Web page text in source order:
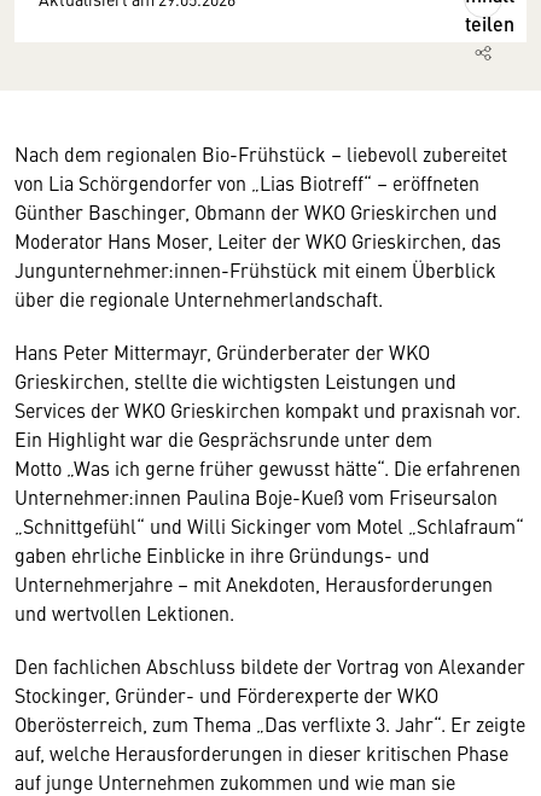
teilen
Nach dem regionalen Bio-Frühstück – liebevoll zubereitet
von Lia Schörgendorfer von „Lias Biotreff“ – eröffneten
Günther Baschinger, Obmann der WKO Grieskirchen und
Moderator Hans Moser, Leiter der WKO Grieskirchen, das
Jungunternehmer:innen-Frühstück mit einem Überblick
über die regionale Unternehmerlandschaft.
Hans Peter Mittermayr, Gründerberater der WKO
Grieskirchen, stellte die wichtigsten Leistungen und
Services der WKO Grieskirchen kompakt und praxisnah vor.
Ein Highlight war die Gesprächsrunde unter dem
Motto „Was ich gerne früher gewusst hätte“. Die erfahrenen
Unternehmer:innen Paulina Boje-Kueß vom Friseursalon
„Schnittgefühl“ und Willi Sickinger vom Motel „Schlafraum“
gaben ehrliche Einblicke in ihre Gründungs- und
Unternehmerjahre – mit Anekdoten, Herausforderungen
und wertvollen Lektionen.
Den fachlichen Abschluss bildete der Vortrag von Alexander
Stockinger, Gründer- und Förderexperte der WKO
Oberösterreich, zum Thema „Das verflixte 3. Jahr“. Er zeigte
auf, welche Herausforderungen in dieser kritischen Phase
auf junge Unternehmen zukommen und wie man sie